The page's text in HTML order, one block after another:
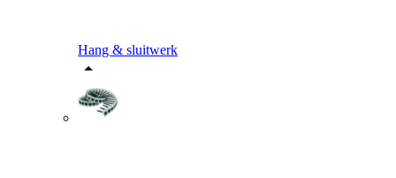
Hang & sluitwerk